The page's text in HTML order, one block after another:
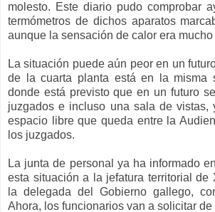
molesto. Este diario pudo comprobar
termómetros de dichos aparatos
aunque la sensación de calor era mucho
La situación puede aún peor en un
de la cuarta planta está en la misma
donde está previsto que en un futuro
juzgados e incluso una sala de vistas,
espacio libre que queda entre la
los juzgados.
La junta de personal ya ha informado
esta situación a la jefatura territorial de
la delegada del Gobierno gallego,
Ahora, los funcionarios van a solicitar